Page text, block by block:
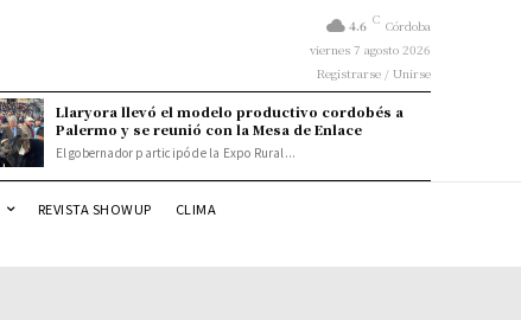
4.6 C Córdoba
viernes 7 agosto 2026
Registrarse / Unirse
Llaryora llevó el modelo productivo cordobés a
Palermo y se reunió con la Mesa de Enlace
El gobernador participó de la Expo Rural...
REVISTA SHOWUP CLIMA